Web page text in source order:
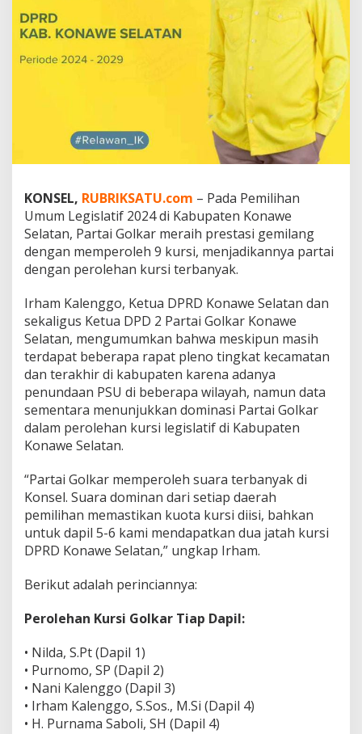
e
m
L
e
s
l
a
t
i
f
0
2
4
d
i
K
o
a
w
e
a
t
a
n
KONSEL, RUBRIKSATU.com – Pada Pemilihan
Umum Legislatif 2024 di Kabupaten Konawe
Selatan, Partai Golkar meraih prestasi gemilang
dengan memperoleh 9 kursi, menjadikannya partai
dengan perolehan kursi terbanyak.
Irham Kalenggo, Ketua DPRD Konawe Selatan dan
sekaligus Ketua DPD 2 Partai Golkar Konawe
Selatan, mengumumkan bahwa meskipun masih
terdapat beberapa rapat pleno tingkat kecamatan
dan terakhir di kabupaten karena adanya
penundaan PSU di beberapa wilayah, namun data
sementara menunjukkan dominasi Partai Golkar
dalam perolehan kursi legislatif di Kabupaten
Konawe Selatan.
“Partai Golkar memperoleh suara terbanyak di
Konsel. Suara dominan dari setiap daerah
pemilihan memastikan kuota kursi diisi, bahkan
untuk dapil 5-6 kami mendapatkan dua jatah kursi
DPRD Konawe Selatan,” ungkap Irham.
Berikut adalah perinciannya:
Perolehan Kursi Golkar Tiap Dapil:
• Nilda, S.Pt (Dapil 1)
• Purnomo, SP (Dapil 2)
• Nani Kalenggo (Dapil 3)
• Irham Kalenggo, S.Sos., M.Si (Dapil 4)
• H. Purnama Saboli, SH (Dapil 4)